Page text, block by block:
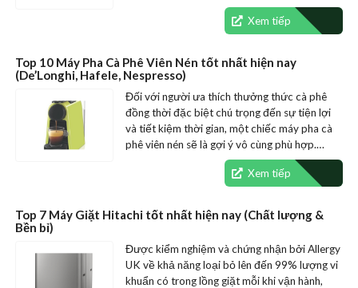
nhiệt. Sự đa dạng trong…
Xem tiếp
Top 10 Máy Pha Cà Phê Viên Nén tốt nhất hiện nay
(De’Longhi, Hafele, Nespresso)
Đối với người ưa thích thưởng thức cà phê
đồng thời đặc biệt chú trọng đến sự tiện lợi
và tiết kiệm thời gian, một chiếc máy pha cà
phê viên nén sẽ là gợi ý vô cùng phù hợp.…
Xem tiếp
Top 7 Máy Giặt Hitachi tốt nhất hiện nay (Chất lượng &
Bền bỉ)
Được kiểm nghiệm và chứng nhận bởi Allergy
UK về khả năng loại bỏ lên đến 99% lượng vi
khuẩn có trong lồng giặt mỗi khi vận hành,